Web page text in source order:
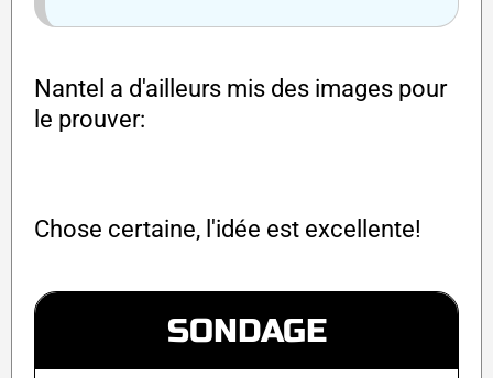
Nantel a d'ailleurs mis des images pour
le prouver:
Chose certaine, l'idée est excellente!
SONDAGE